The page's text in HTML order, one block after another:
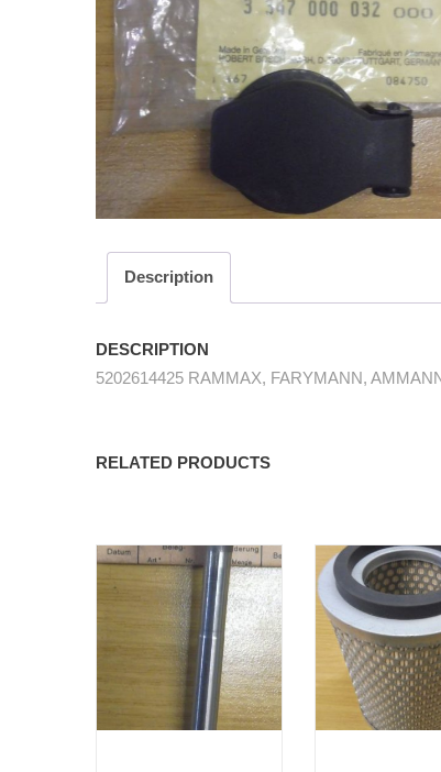
Description
DESCRIPTION
5202614425 RAMMAX, FARYMANN,
RELATED PRODUCTS